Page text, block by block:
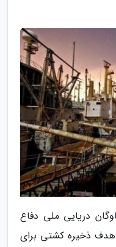
دریایی ملی دفاع
هدف ذخیره کشتی برای